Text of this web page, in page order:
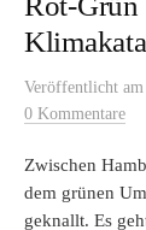
Veröffentlicht am
0 Kommentare
Zwischen
dem grünen
geknallt. Es